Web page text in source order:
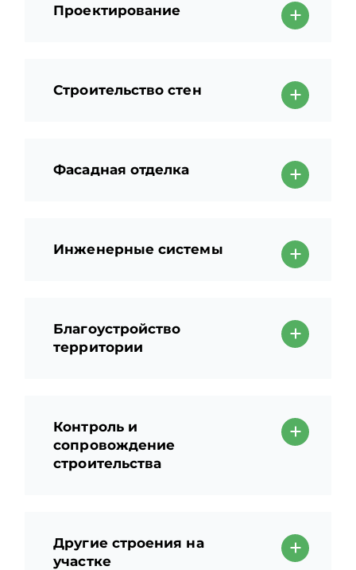
Проектирование
Строительство стен
Фасадная отделка
Инженерные системы
Благоустройство
территории
Контроль и
сопровождение
строительства
Другие строения на
участке